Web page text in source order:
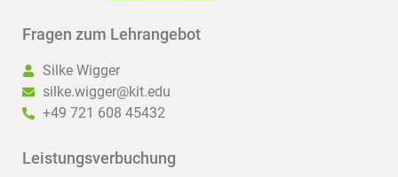
Fragen zum Lehrangebot
Silke Wigger
silke.wigger@kit.edu
+49 721 608 45432
Leistungsverbuchung